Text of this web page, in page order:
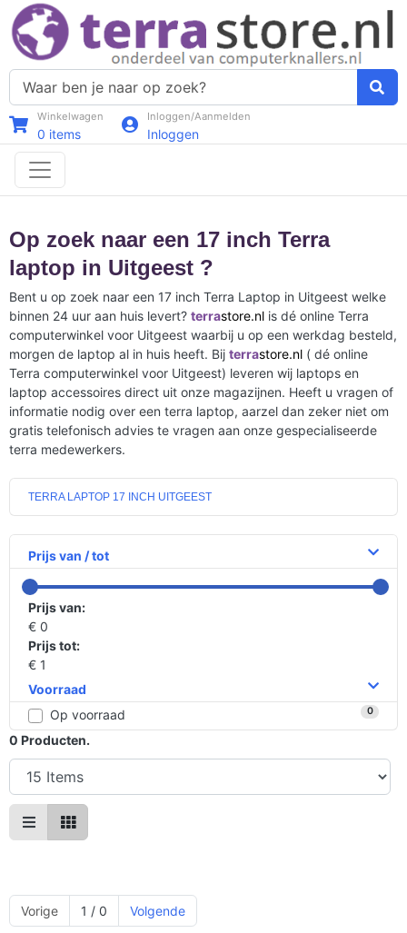
Winkelwagen
0 items
Inloggen/Aanmelden
Inloggen
Op zoek naar een 17 inch Terra
laptop in Uitgeest ?
Bent u op zoek naar een 17 inch Terra Laptop in Uitgeest welke
binnen 24 uur aan huis levert? terrastore.nl is dé online Terra
computerwinkel voor Uitgeest waarbij u op een werkdag besteld,
morgen de laptop al in huis heeft. Bij terrastore.nl ( dé online
Terra computerwinkel voor Uitgeest) leveren wij laptops en
laptop accessoires direct uit onze magazijnen. Heeft u vragen of
informatie nodig over een terra laptop, aarzel dan zeker niet om
gratis telefonisch advies te vragen aan onze gespecialiseerde
terra medewerkers.
TERRA LAPTOP 17 INCH UITGEEST
Prijs van / tot
Prijs van:
€ 0
Prijs tot:
€ 1
Voorraad
Op voorraad
0
0 Producten.
Vorige 1 / 0 Volgende